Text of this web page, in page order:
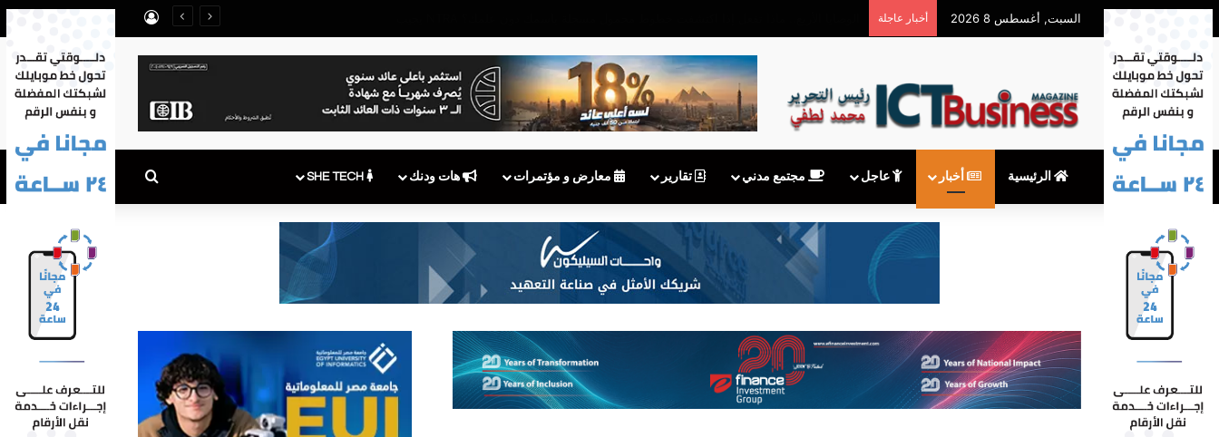
السبت, أغسطس 8 2026 أخبار عاجلة تسجيل الدخول
الرئيسية أخبار عاجل مجتمع مدني تقارير معارض و مؤتمرات هات ودنك بحث عن